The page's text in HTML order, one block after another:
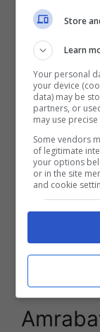
dall’Arabia
interessata
calciatore è
Amrabat all’Al-
Store
Learn
Your personal
your device
data) may be
partners, or
may use
Some vendors
of legitimate
your options
or in the site
and cookie